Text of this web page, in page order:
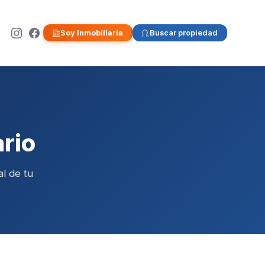
Soy Inmobiliaria Buscar propiedad
de tu